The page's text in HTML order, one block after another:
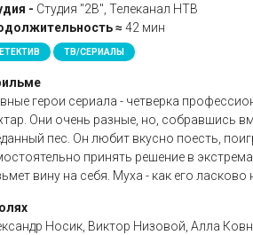
- Студия "2В", Телеканал НТВ
≈ 42 мин
ТВ/СЕРИАЛЫ
герои сериала - четверка
Они очень разные, но, собравшись
пес. Он любит вкусно поесть,
принять решение в
вину на себя. Муха - как его
Носик, Виктор Низовой, Алла